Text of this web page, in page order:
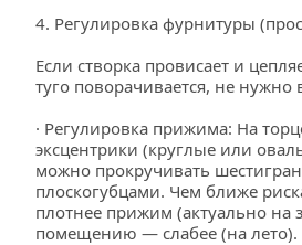
4. Регулировка фурнитуры
Если створка провисает и
туго поворачивается, не нужно
· Регулировка прижима: На
эксцентрики (круглые или
можно прокручивать
плоскогубцами. Чем ближе
плотнее прижим (актуально на
помещению — слабее (на лето).